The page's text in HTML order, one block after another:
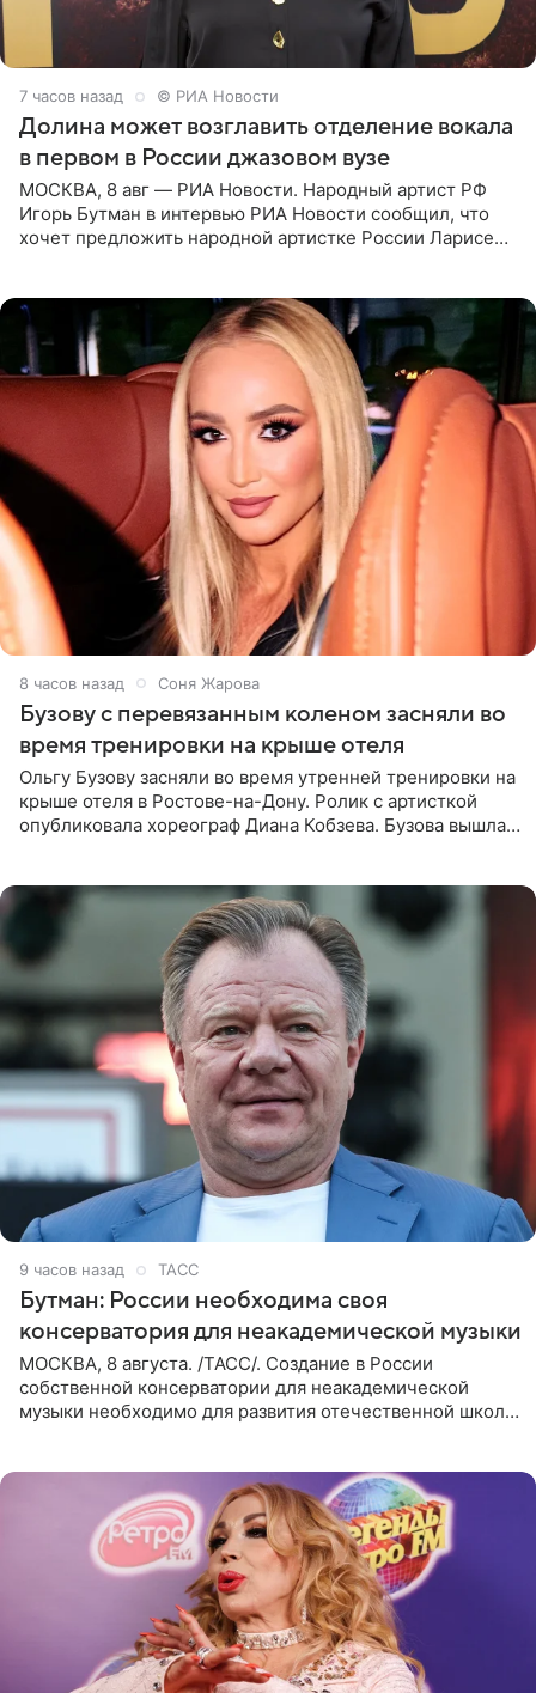
7 часов назад © РИА Новости
Долина может возглавить отделение вокала
в первом в России джазовом вузе
МОСКВА, 8 авг — РИА Новости. Народный артист РФ
Игорь Бутман в интервью РИА Новости сообщил, что
хочет предложить народной артистке России Ларисе
8 часов назад Соня Жарова
Бузову с перевязанным коленом засняли во
время тренировки на крыше отеля
Ольгу Бузову засняли во время утренней тренировки на
крыше отеля в Ростове-на-Дону. Ролик с артисткой
опубликовала хореограф Диана Кобзева. Бузова вышла
9 часов назад ТАСС
Бутман: России необходима своя
консерватория для неакадемической музыки
МОСКВА, 8 августа. /ТАСС/. Создание в России
собственной консерватории для неакадемической
музыки необходимо для развития отечественной школы